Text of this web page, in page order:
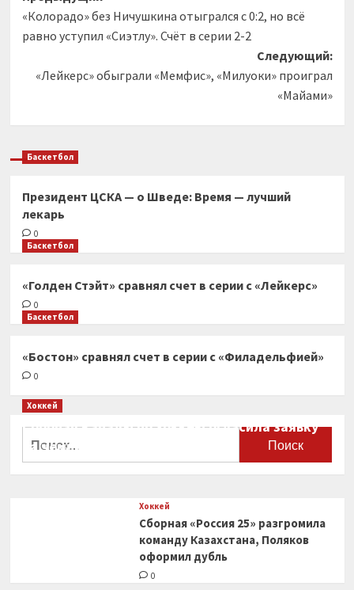
записи
«Колорадо» без Ничушкина отыгрался с 0:2, но всё
равно уступил «Сиэтлу». Счёт в серии 2-2
Следующий:
«Лейкерс» обыграли «Мемфис», «Милуоки» проиграл
«Майами»
Баскетбол
Президент ЦСКА — о Шведе: Время — лучший
лекарь
0
Баскетбол
«Голден Стэйт» сравнял счет в серии с «Лейкерс»
0
Баскетбол
«Бостон» сравнял счет в серии с «Филадельфией»
0
Хоккей
Сборная Канады по хоккею огласила заявку
на чемпионат мира
Хоккей
Сборная «Россия 25» разгромила
команду Казахстана, Поляков
оформил дубль
0